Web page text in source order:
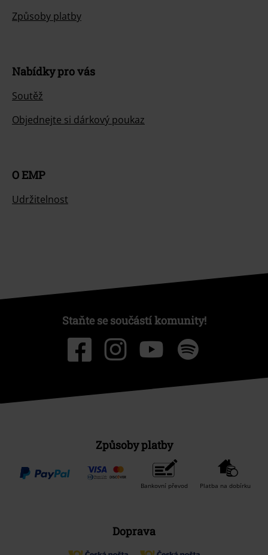
Způsoby platby
Nabídky pro vás
Soutěž
Objednejte si dárkový poukaz
O EMP
Udržitelnost
Staňte se součástí komunity!
Způsoby platby
Bankovní převod Platba na dobírku
Doprava